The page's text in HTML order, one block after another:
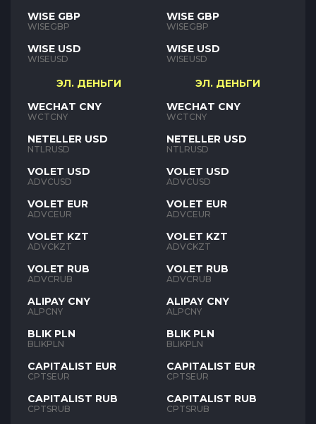
WISE GBP
WISEGBP
WISE USD
WISEUSD
ЭЛ. ДЕНЬГИ
WECHAT CNY
WCTCNY
NETELLER USD
NTLRUSD
VOLET USD
ADVCUSD
VOLET EUR
ADVCEUR
VOLET KZT
ADVCKZT
VOLET RUB
ADVCRUB
ALIPAY CNY
ALPCNY
BLIK PLN
BLIKPLN
CAPITALIST EUR
CPTSEUR
CAPITALIST RUB
CPTSRUB
WISE GBP
WISEGBP
WISE USD
WISEUSD
ЭЛ. ДЕНЬГИ
WECHAT CNY
WCTCNY
NETELLER USD
NTLRUSD
VOLET USD
ADVCUSD
VOLET EUR
ADVCEUR
VOLET KZT
ADVCKZT
VOLET RUB
ADVCRUB
ALIPAY CNY
ALPCNY
BLIK PLN
BLIKPLN
CAPITALIST EUR
CPTSEUR
CAPITALIST RUB
CPTSRUB